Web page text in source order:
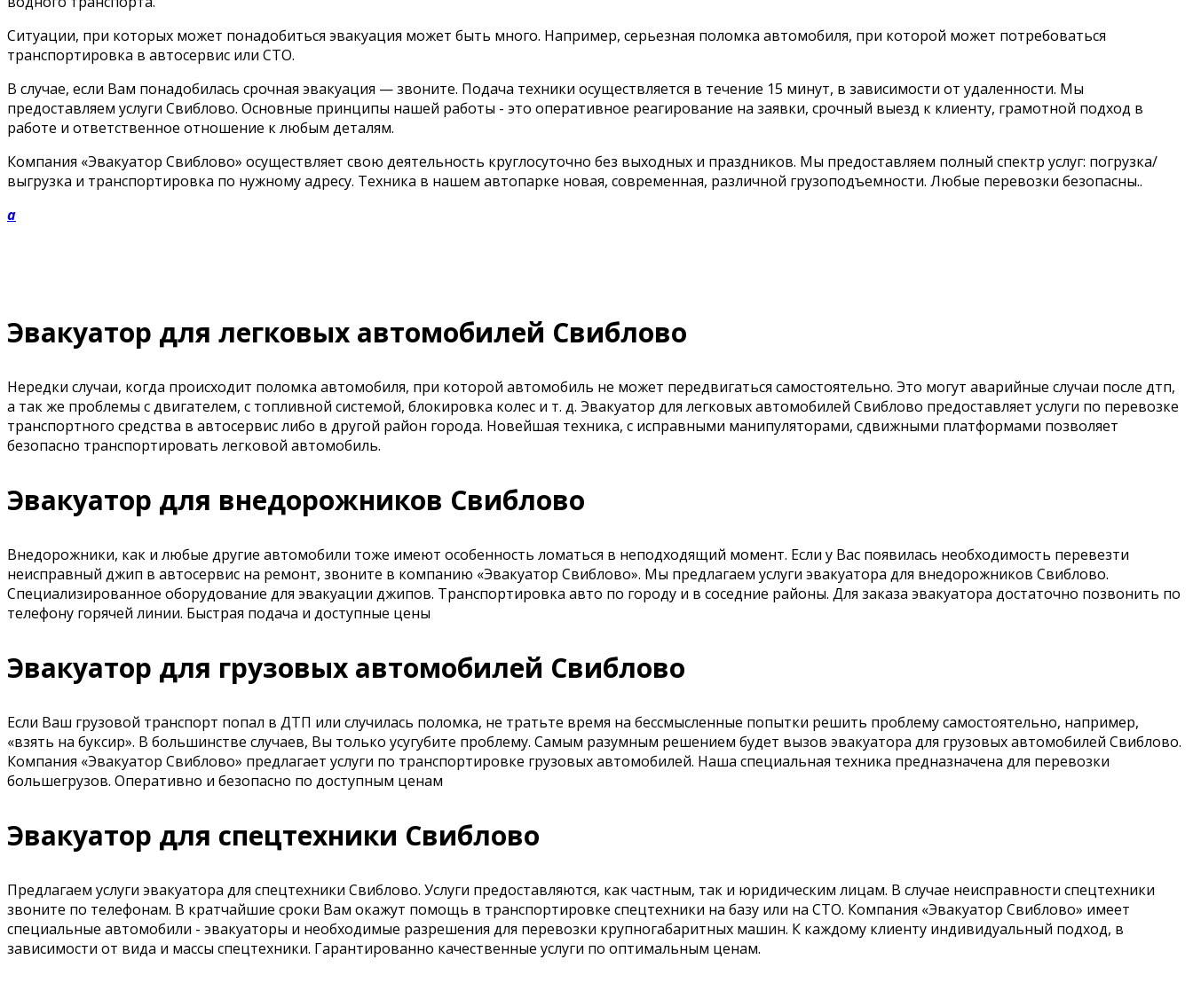
Ситуации, при которых может понадобиться эвакуация может быть много. Например, серьезная поломка автомобиля, при которой может потребоваться
транспортировка в автосервис или СТО.
В случае, если Вам понадобилась срочная эвакуация — звоните. Подача техники осуществляется в течение 15 минут, в зависимости от удаленности. Мы
предоставляем услуги Свиблово. Основные принципы нашей работы - это оперативное реагирование на заявки, срочный выезд к клиенту, грамотной подход в
работе и ответственное отношение к любым деталям.
Компания «Эвакуатор Свиблово» осуществляет свою деятельность круглосуточно без выходных и праздников. Мы предоставляем полный спектр услуг: погрузка/
выгрузка и транспортировка по нужному адресу. Техника в нашем автопарке новая, современная, различной грузоподъемности. Любые перевозки безопасны..
a
Эвакуатор для легковых автомобилей Свиблово
Нередки случаи, когда происходит поломка автомобиля, при которой автомобиль не может передвигаться самостоятельно. Это могут аварийные случаи после дтп,
а так же проблемы с двигателем, с топливной системой, блокировка колес и т. д. Эвакуатор для легковых автомобилей Свиблово предоставляет услуги по перевозке
транспортного средства в автосервис либо в другой район города. Новейшая техника, с исправными манипуляторами, сдвижными платформами позволяет
безопасно транспортировать легковой автомобиль.
Эвакуатор для внедорожников Свиблово
Внедорожники, как и любые другие автомобили тоже имеют особенность ломаться в неподходящий момент. Если у Вас появилась необходимость перевезти
неисправный джип в автосервис на ремонт, звоните в компанию «Эвакуатор Свиблово». Мы предлагаем услуги эвакуатора для внедорожников Свиблово.
Специализированное оборудование для эвакуации джипов. Транспортировка авто по городу и в соседние районы. Для заказа эвакуатора достаточно позвонить по
телефону горячей линии. Быстрая подача и доступные цены
Эвакуатор для грузовых автомобилей Свиблово
Если Ваш грузовой транспорт попал в ДТП или случилась поломка, не тратьте время на бессмысленные попытки решить проблему самостоятельно, например,
«взять на буксир». В большинстве случаев, Вы только усугубите проблему. Самым разумным решением будет вызов эвакуатора для грузовых автомобилей Свиблово.
Компания «Эвакуатор Свиблово» предлагает услуги по транспортировке грузовых автомобилей. Наша специальная техника предназначена для перевозки
большегрузов. Оперативно и безопасно по доступным ценам
Эвакуатор для спецтехники Свиблово
Предлагаем услуги эвакуатора для спецтехники Свиблово. Услуги предоставляются, как частным, так и юридическим лицам. В случае неисправности спецтехники
звоните по телефонам. В кратчайшие сроки Вам окажут помощь в транспортировке спецтехники на базу или на СТО. Компания «Эвакуатор Свиблово» имеет
специальные автомобили - эвакуаторы и необходимые разрешения для перевозки крупногабаритных машин. К каждому клиенту индивидуальный подход, в
зависимости от вида и массы спецтехники. Гарантированно качественные услуги по оптимальным ценам.